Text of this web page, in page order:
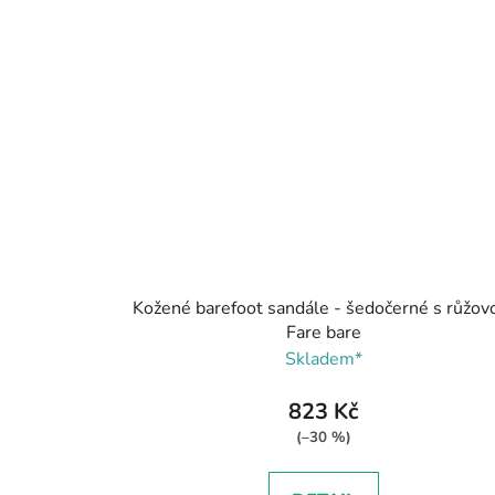
Kožené barefoot sandále - šedočerné s
Fare bare
Skladem*
823 Kč
(–30 %)